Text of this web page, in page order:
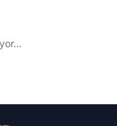
Ev
ve kamu